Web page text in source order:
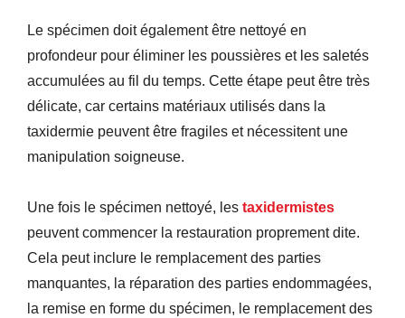
Le spécimen doit également être nettoyé en
profondeur pour éliminer les poussières et les saletés
accumulées au fil du temps. Cette étape peut être très
délicate, car certains matériaux utilisés dans la
taxidermie peuvent être fragiles et nécessitent une
manipulation soigneuse.
Une fois le spécimen nettoyé, les taxidermistes
peuvent commencer la restauration proprement dite.
Cela peut inclure le remplacement des parties
manquantes, la réparation des parties endommagées,
la remise en forme du spécimen, le remplacement des